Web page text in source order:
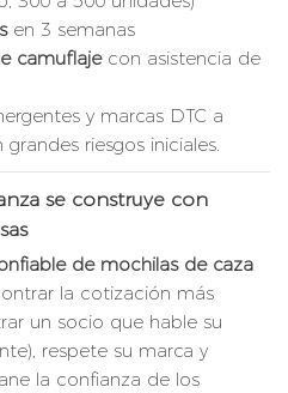
en 3 semanas
camuflajecon asistencia de
y marcas DTC a
riesgos iniciales.
se construye con
de mochilas de caza
la cotización más
un socio que hable su
respete su marca y
la confianza de los